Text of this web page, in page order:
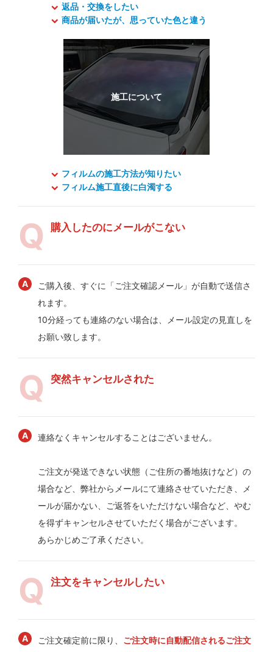
返品・交換をしたい
商品が届いたが、思っていた色と違う
フィルムの施工方法が知りたい
フィルム施工直後に白濁する
購入したのにメールがこない
ご購入後、すぐに「ご注文確認メール」が自動で送信さ
れます。
10分経っても連絡のない場合は、メール設定の見直しを
お願い致します。
突然キャンセルされた
連絡なくキャンセルすることはございません。
ご注文が発送できない状態（ご住所の番地抜けなど）の
場合など、弊社からメールにて連絡させていただき、メ
ールが届かない、ご返答をいただけない場合など、やむ
を得ずキャンセルさせていただく場合がございます。
あらかじめご了承ください。
注文をキャンセルしたい
ご注文確定前に限り、 ご注文時に自動配信されるご注文